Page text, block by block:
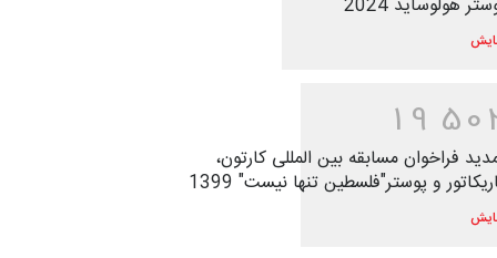
هولوساید 2024
1 9 50
فراخوان مسابقه بین المللی کارتون،
و پوستر"فلسطین تنها نیست" 1399